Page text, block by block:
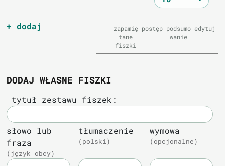
+ dodaj
zapamię
tane
fiszki
postęp podsumo
wanie
edytuj
DODAJ WŁASNE FISZKI
tytuł zestawu fiszek:
słowo lub
fraza
(język obcy)
tłumaczenie
(polski)
wymowa
(opcjonalne)